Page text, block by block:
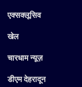
एक्सक्लूसिव
खेल
चारधाम न्यूज़
डीएम देहरादून